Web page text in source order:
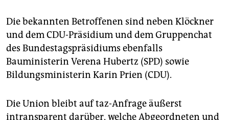
Die bekannten Betroffenen sind neben Klöckner
und dem CDU-Präsidium und dem Gruppenchat
des Bundestagspräsidiums ebenfalls
Bauministerin Verena Hubertz (SPD) sowie
Bildungsministerin Karin Prien (CDU).
Die Union bleibt auf taz-Anfrage äußerst
intransparent darüber, welche Abgeordneten und